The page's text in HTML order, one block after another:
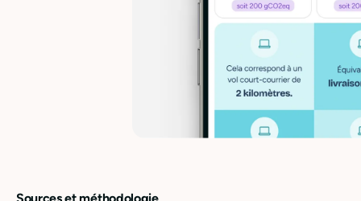
Sources et méthodologie